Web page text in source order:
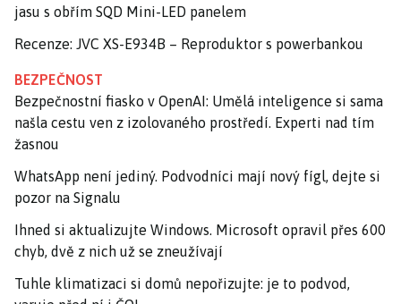
jasu s obřím SQD Mini-LED panelem
Recenze: JVC XS-E934B – Reproduktor s powerbankou
BEZPEČNOST
Bezpečnostní fiasko v OpenAI: Umělá inteligence si sama
našla cestu ven z izolovaného prostředí. Experti nad tím
žasnou
WhatsApp není jediný. Podvodníci mají nový fígl, dejte si
pozor na Signalu
Ihned si aktualizujte Windows. Microsoft opravil přes 600
chyb, dvě z nich už se zneužívají
Tuhle klimatizaci si domů nepořizujte: je to podvod,